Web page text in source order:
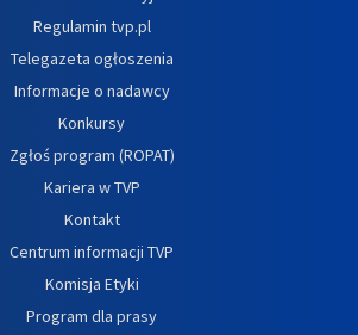
Regulamin tvp.pl
Telegazeta ogłoszenia
Informacje o nadawcy
Konkursy
Zgłoś program (ROPAT)
Kariera w TVP
Kontakt
Centrum informacji TVP
Komisja Etyki
Program dla prasy